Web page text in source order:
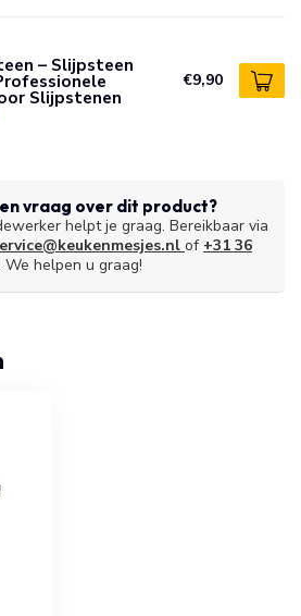
– Slijpsteen
Slijpstenen
€9,90
vraag over dit product?
helpt je graag. Bereikbaar via
of +31 36
We helpen u graag!